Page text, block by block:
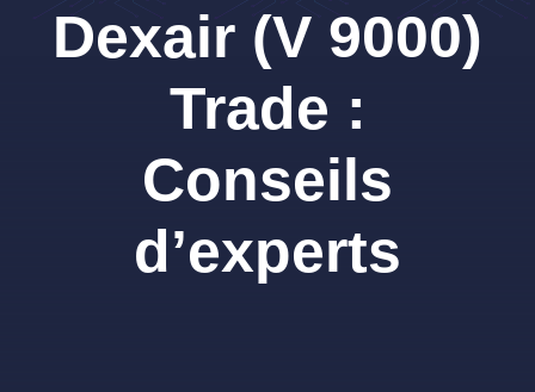
Dexair (V 9000)
Trade :
Conseils
d’experts